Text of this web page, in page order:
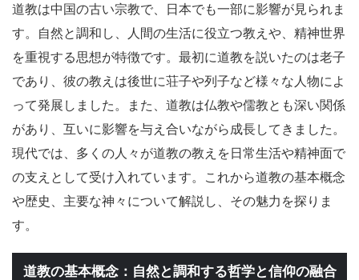
道教は中国の古い宗教で、日本でも一部に影響が見られま
す。自然と調和し、人間の生活に役立つ教えや、精神世界
を重視する思想が特徴です。最初に道教を説いたのは老子
であり、彼の教えは後世に荘子や列子など様々な人物によ
って発展しました。また、道教は仏教や儒教とも深い関係
があり、互いに影響を与え合いながら成長してきました。
現代では、多くの人々が道教の教えを日常生活や精神面で
の支えとして受け入れています。これから道教の基本概念
や歴史、主要な神々について解説し、その魅力を探りま
す。
道教の基本概念：自然と調和する哲学と信仰の融合